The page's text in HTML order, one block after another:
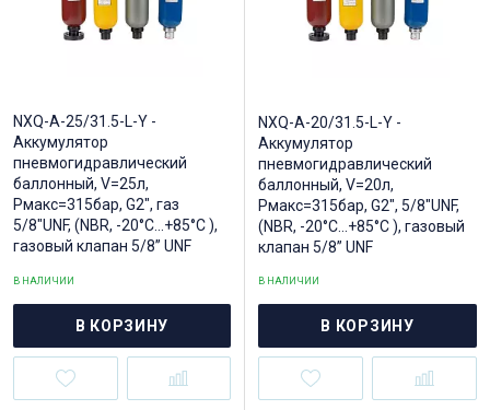
NXQ-A-25/31.5-L-Y -
Аккумулятор
пневмогидравлический
баллонный, V=25л,
Рмакс=315бар, G2", газ
5/8"UNF, (NBR, -20°C...+85°C ),
газовый клапан 5/8” UNF
В НАЛИЧИИ
В КОРЗИНУ
NXQ-A-20/31.5-L-Y -
Аккумулятор
пневмогидравлический
баллонный, V=20л,
Рмакс=315бар, G2", 5/8"UNF,
(NBR, -20°C...+85°C ), газовый
клапан 5/8” UNF
В НАЛИЧИИ
В КОРЗИНУ